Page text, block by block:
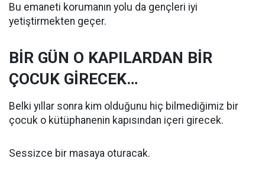
Bu emaneti korumanın yolu da gençleri iyi
yetiştirmekten geçer.
BİR GÜN O KAPILARDAN BİR
ÇOCUK GİRECEK…
Belki yıllar sonra kim olduğunu hiç bilmediğimiz bir
çocuk o kütüphanenin kapısından içeri girecek.
Sessizce bir masaya oturacak.